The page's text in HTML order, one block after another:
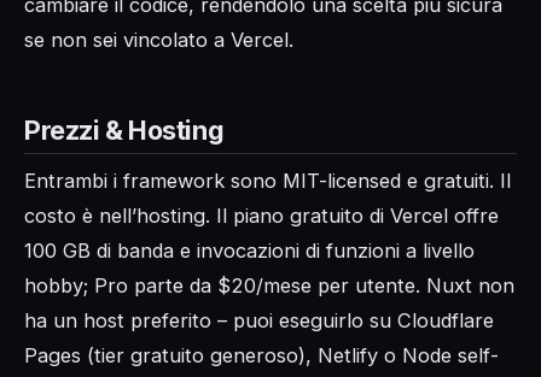
se non sei vincolato a Vercel.
Prezzi & Hosting
Entrambi i framework sono MIT-licensed e gratuiti. Il
costo è nell’hosting. Il piano gratuito di Vercel offre
100 GB di banda e invocazioni di funzioni a livello
hobby; Pro parte da $20/mese per utente. Nuxt non
ha un host preferito – puoi eseguirlo su Cloudflare
Pages (tier gratuito generoso), Netlify o Node self-